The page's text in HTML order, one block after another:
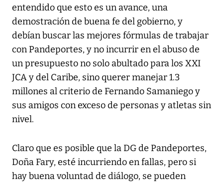
entendido que esto es un avance, una
demostración de buena fe del gobierno, y
debían buscar las mejores fórmulas de trabajar
con Pandeportes, y no incurrir en el abuso de
un presupuesto no solo abultado para los XXI
JCA y del Caribe, sino querer manejar 1.3
millones al criterio de Fernando Samaniego y
sus amigos con exceso de personas y atletas sin
nivel.
Claro que es posible que la DG de Pandeportes,
Doña Fary, esté incurriendo en fallas, pero si
hay buena voluntad de diálogo, se pueden